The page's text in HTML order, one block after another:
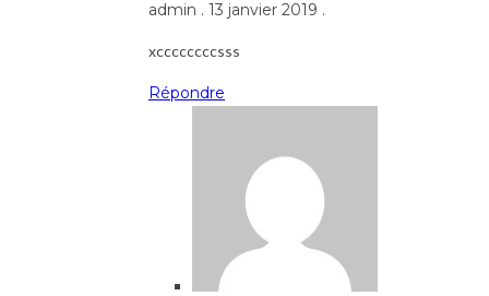
admin . 13 janvier 2019 .
xccccccccsss
Répondre